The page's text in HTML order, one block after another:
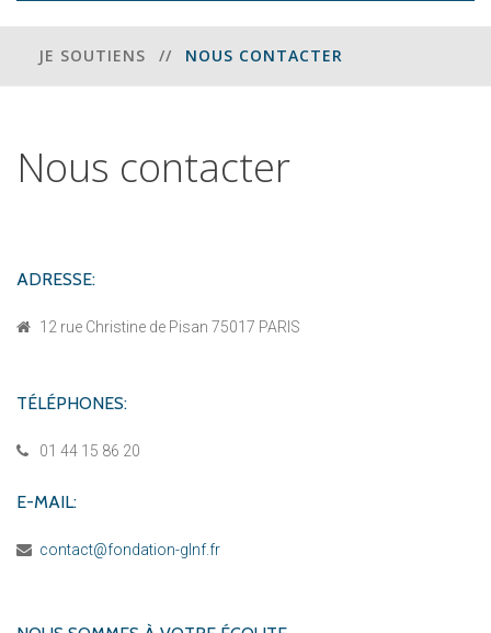
JE SOUTIENS // NOUS CONTACTER
Nous contacter
ADRESSE:
12 rue Christine de Pisan 75017 PARIS
TÉLÉPHONES:
01 44 15 86 20
E-MAIL:
contact@fondation-glnf.fr